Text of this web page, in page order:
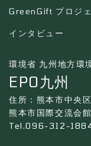
GreenGift プロジ
インタビュー
環境省 九州地方環
EPO九州
住所：熊本市中央
熊本市国際交流会
Tel.096-312-